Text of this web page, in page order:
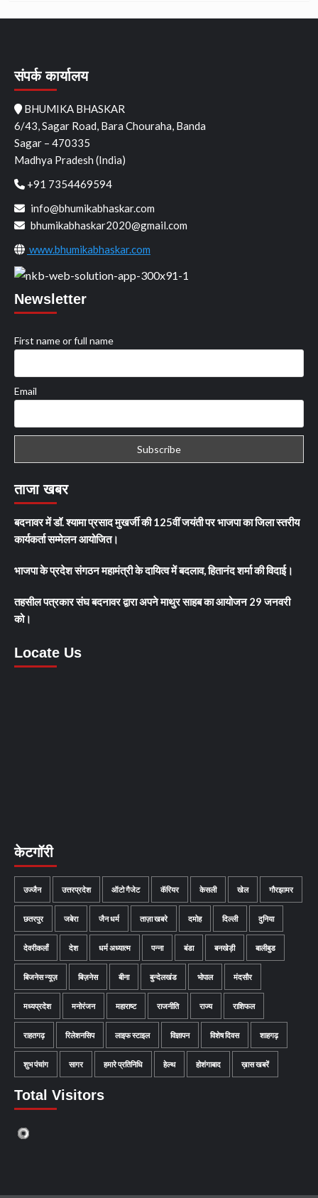
संपर्क कार्यालय
BHUMIKA BHASKAR
6/43, Sagar Road, Bara Chouraha, Banda
Sagar – 470335
Madhya Pradesh (India)
+91 7354469594
info@bhumikabhaskar.com
bhumikabhaskar2020@gmail.com
www.bhumikabhaskar.com
Newsletter
First name or full name
Email
ताजा खबर
बदनावर में डॉ. श्यामा प्रसाद मुखर्जी की 125वीं जयंती पर भाजपा का जिला स्तरीय
कार्यकर्ता सम्मेलन आयोजित।
भाजपा के प्रदेश संगठन महामंत्री के दायित्व में बदलाव, हितानंद शर्मा की विदाई।
तहसील पत्रकार संघ बदनावर द्वारा अपने माथुर साहब का आयोजन 29 जनवरी
को।
Locate Us
केटगॉरी
उज्जैन उत्तरप्रदेश ऑटो गैजेट कॅरियर केसली खेल गौरझामर
छतरपुर जबेरा जैन धर्म ताज़ा खबरे दमोह दिल्ली दुनिया
देवरीकलाँ देश धर्म अध्यात्म पन्ना बंडा बनखेड़ी बालीबुड
बिजनेस न्यूज़ बिज़नेस बीना बुन्देलखंड भोपाल मंदसौर
मध्यप्रदेश मनोरंजन महाराष्ट राजनीति राज्य राशिफल
राहतगढ़ रिलेशनसिप लाइफ स्टाइल विज्ञापन विशेष दिवस शाहगढ़
शुभ पंचांग सागर हमारे प्रतिनिधि हेल्थ होशंगाबाद ख़ास खबरें
Total Visitors